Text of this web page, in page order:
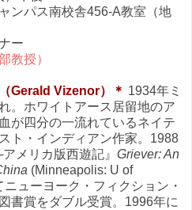
ンパス南校舎456-A教室（地
ー
教授）
Gerald Vizenor）＊ 1934年ミ
。ホワイトアース居留地のア
が四分の一流れているネイテ
ト・インディアン作家。1988
メリカ版西遊記』 Griever: An
(Minneapolis: U of
ューヨーク・フィクション・
書賞をダブル受賞。1996年に